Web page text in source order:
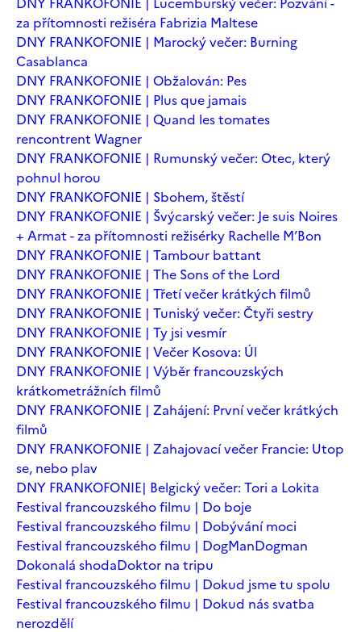
za přítomnosti režiséra Fabrizia Maltese
DNY FRANKOFONIE | Marocký večer: Burning
Casablanca
DNY FRANKOFONIE | Obžalován: Pes
DNY FRANKOFONIE | Plus que jamais
DNY FRANKOFONIE | Quand les tomates
rencontrent Wagner
DNY FRANKOFONIE | Rumunský večer: Otec, který
pohnul horou
DNY FRANKOFONIE | Sbohem, štěstí
DNY FRANKOFONIE | Švýcarský večer: Je suis Noires
+ Armat - za přítomnosti režisérky Rachelle M’Bon
DNY FRANKOFONIE | Tambour battant
DNY FRANKOFONIE | The Sons of the Lord
DNY FRANKOFONIE | Třetí večer krátkých filmů
DNY FRANKOFONIE | Tuniský večer: Čtyři sestry
DNY FRANKOFONIE | Ty jsi vesmír
DNY FRANKOFONIE | Večer Kosova: Úl
DNY FRANKOFONIE | Výběr francouzských
krátkometrážních filmů
DNY FRANKOFONIE | Zahájení: První večer krátkých
filmů
DNY FRANKOFONIE | Zahajovací večer Francie: Utop
se, nebo plav
DNY FRANKOFONIE| Belgický večer: Tori a Lokita
Festival francouzského filmu | Do boje
Festival francouzského filmu | Dobývání moci
Festival francouzského filmu | DogManDogman
Dokonalá shodaDoktor na tripu
Festival francouzského filmu | Dokud jsme tu spolu
Festival francouzského filmu | Dokud nás svatba
nerozdělí